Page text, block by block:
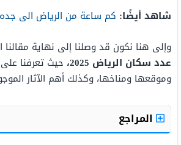
شاهد أيضًا: كم ساعة من الرياض الى جده
وإلى هنا نكون قد وصلنا إلى نهاية مقالنا
عدد سكان الرياض 2025،
حيث تعرفنا
وموقعها ومناخها، وكذلك أهم الآثار
المراجع